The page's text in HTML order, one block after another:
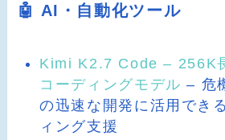
🤖 AI・自動化ツール
Kimi K2.7 Code – 256K
コーディングモデル – 危
の迅速な開発に活用でき
ィング支援